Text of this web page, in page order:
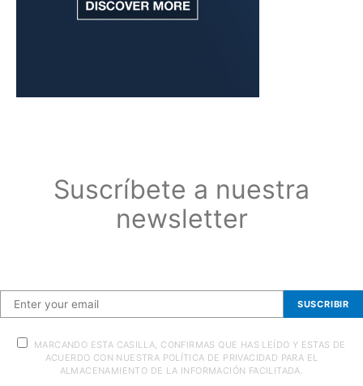
Suscríbete a nuestra
newsletter
SUSCRIBIR
MARCANDO ESTA CASILLA, CONFIRMAS QUE HAS LEÍDO Y ESTAS DE
ACUERDO CON NUESTRA POLÍTICA DE PRIVACIDAD PARA EL
ALMACENAMIENTO DE LA INFORMACIÓN FACILITADA.